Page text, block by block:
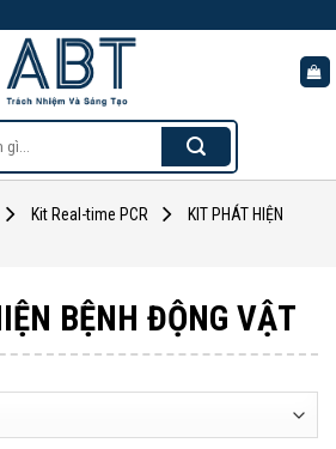
Kit Real-time PCR
KIT PHÁT HIỆN
BỆNH ĐỘNG VẬT